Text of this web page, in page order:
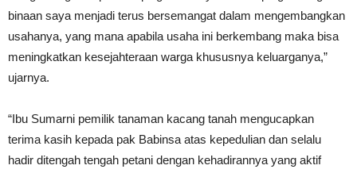
binaan saya menjadi terus bersemangat dalam mengembangkan
usahanya, yang mana apabila usaha ini berkembang maka bisa
meningkatkan kesejahteraan warga khususnya keluarganya,”
ujarnya.
“Ibu Sumarni pemilik tanaman kacang tanah mengucapkan
terima kasih kepada pak Babinsa atas kepedulian dan selalu
hadir ditengah tengah petani dengan kehadirannya yang aktif